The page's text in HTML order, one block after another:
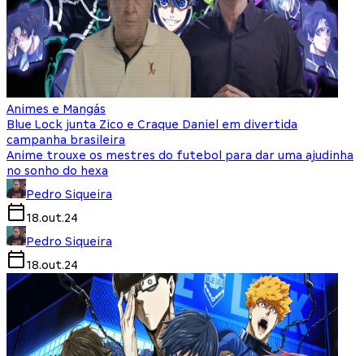
Animes e Mangás
Blue Lock junta Zico e Craque Daniel em divertida
campanha brasileira
Anime trouxe os mestres do futebol para dar uma ajudinha
no sonho do hexa
Pedro Siqueira
18.out.24
Pedro Siqueira
18.out.24